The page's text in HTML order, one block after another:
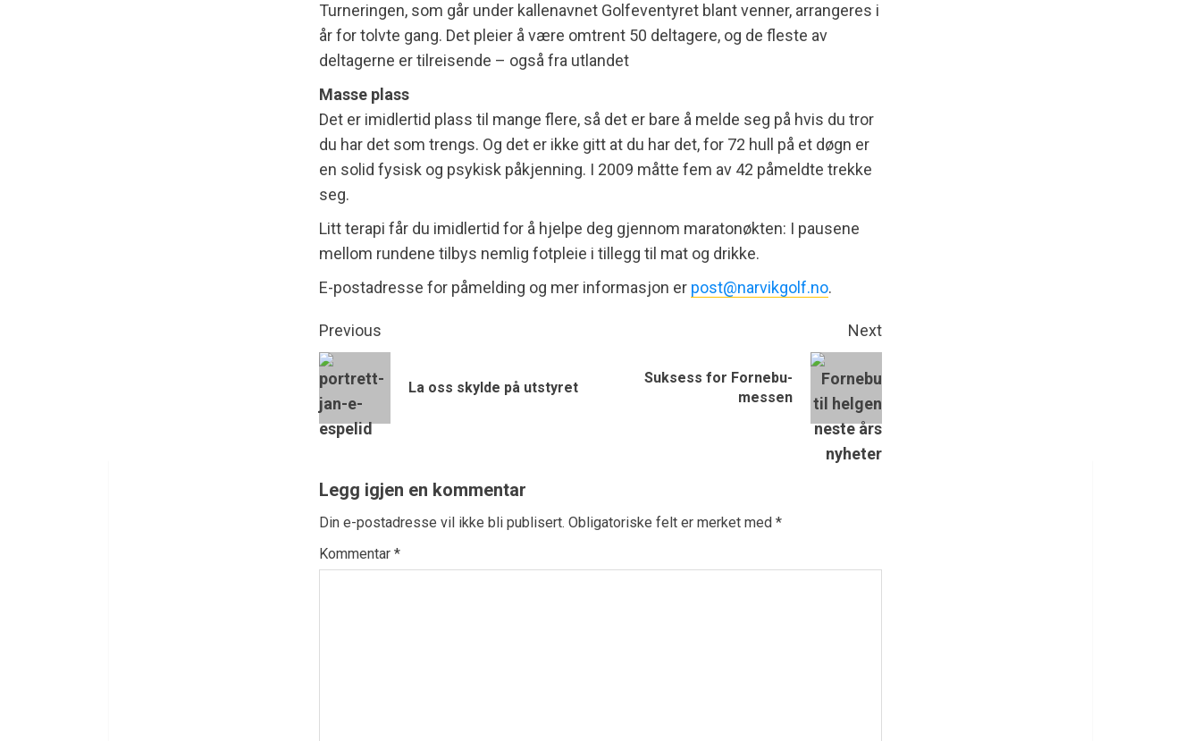
Turneringen, som går under kallenavnet Golfeventyret blant venner, arrangeres i
år for tolvte gang. Det pleier å være omtrent 50 deltagere, og de fleste av
deltagerne er tilreisende – også fra utlandet
Masse plass
Det er imidlertid plass til mange flere, så det er bare å melde seg på hvis du tror
du har det som trengs. Og det er ikke gitt at du har det, for 72 hull på et døgn er
en solid fysisk og psykisk påkjenning. I 2009 måtte fem av 42 påmeldte trekke
seg.
Litt terapi får du imidlertid for å hjelpe deg gjennom maratonøkten: I pausene
mellom rundene tilbys nemlig fotpleie i tillegg til mat og drikke.
E-postadresse for påmelding og mer informasjon er post@narvikgolf.no.
Previous
La oss skylde på utstyret
Next
Suksess for Fornebu-
messen
Legg igjen en kommentar
Din e-postadresse vil ikke bli publisert. Obligatoriske felt er merket med *
Kommentar *